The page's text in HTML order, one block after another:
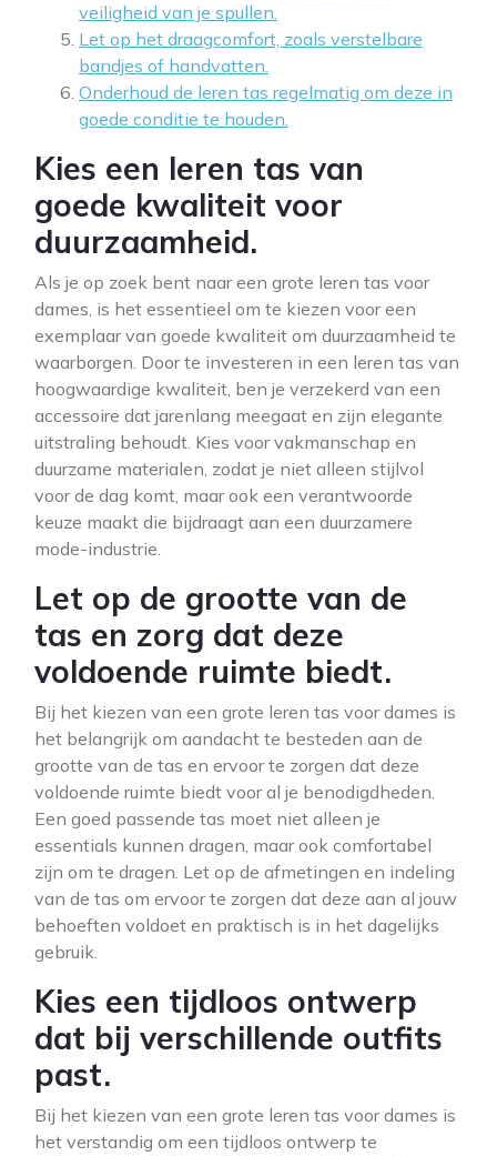
veiligheid van je spullen.
Let op het draagcomfort, zoals verstelbare
bandjes of handvatten.
Onderhoud de leren tas regelmatig om deze in
goede conditie te houden.
Kies een leren tas van
goede kwaliteit voor
duurzaamheid.
Als je op zoek bent naar een grote leren tas voor
dames, is het essentieel om te kiezen voor een
exemplaar van goede kwaliteit om duurzaamheid te
waarborgen. Door te investeren in een leren tas van
hoogwaardige kwaliteit, ben je verzekerd van een
accessoire dat jarenlang meegaat en zijn elegante
uitstraling behoudt. Kies voor vakmanschap en
duurzame materialen, zodat je niet alleen stijlvol
voor de dag komt, maar ook een verantwoorde
keuze maakt die bijdraagt aan een duurzamere
mode-industrie.
Let op de grootte van de
tas en zorg dat deze
voldoende ruimte biedt.
Bij het kiezen van een grote leren tas voor dames is
het belangrijk om aandacht te besteden aan de
grootte van de tas en ervoor te zorgen dat deze
voldoende ruimte biedt voor al je benodigdheden.
Een goed passende tas moet niet alleen je
essentials kunnen dragen, maar ook comfortabel
zijn om te dragen. Let op de afmetingen en indeling
van de tas om ervoor te zorgen dat deze aan al jouw
behoeften voldoet en praktisch is in het dagelijks
gebruik.
Kies een tijdloos ontwerp
dat bij verschillende outfits
past.
Bij het kiezen van een grote leren tas voor dames is
het verstandig om een tijdloos ontwerp te